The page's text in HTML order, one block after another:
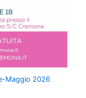
Maggio 2026